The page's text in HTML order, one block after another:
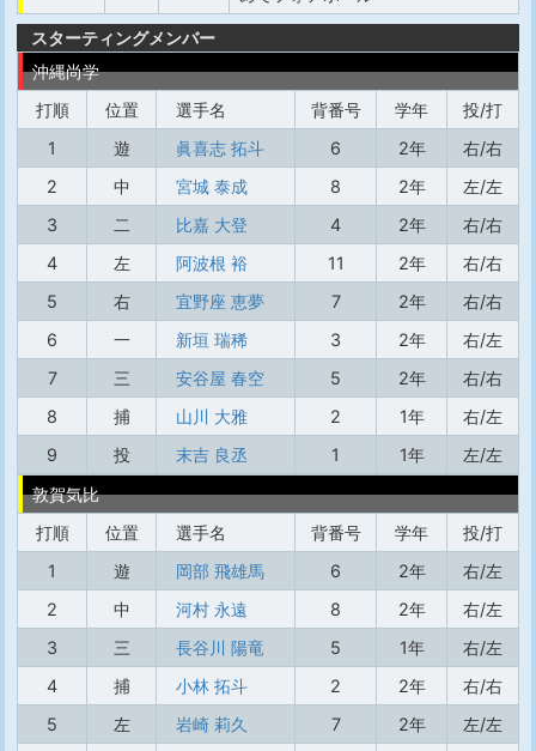
スターティングメンバー
沖縄尚学
打順
位置 選手名 背番号 学年
投/打
1
遊 眞喜志 拓斗 6 2年
右/右
2
中 宮城 泰成 8 2年
左/左
3
二 比嘉 大登 4 2年
右/右
4
左 阿波根 裕 11 2年
右/右
5
右 宜野座 恵夢 7 2年
右/右
6
一 新垣 瑞稀 3 2年
右/左
7
三 安谷屋 春空 5 2年
右/右
8
捕 山川 大雅 2 1年
右/左
9
投 末吉 良丞 1 1年
左/左
敦賀気比
打順
位置 選手名 背番号 学年
投/打
1
遊 岡部 飛雄馬 6 2年
右/左
2
中 河村 永遠 8 2年
右/左
3
三 長谷川 陽竜 5 1年
右/左
4
捕 小林 拓斗 2 2年
右/右
5
左 岩崎 莉久 7 2年
左/左